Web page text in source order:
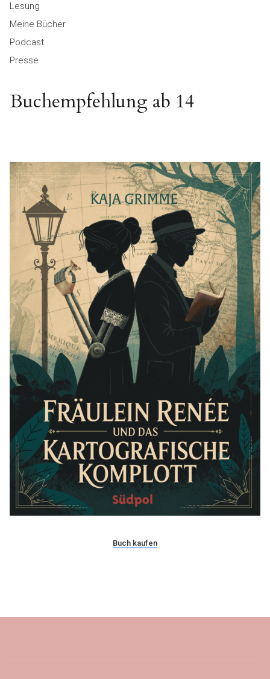
Lesung
Meine Bücher
Podcast
Presse
Buchempfehlung ab 14
Buch kaufen